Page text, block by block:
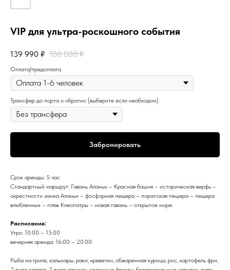
VIP для ультра-роскошного события
139 990 ₽ 180 000 ₽
Оплата/предоплата
Трансфер до порта и обратно (выберите если необходим)
Забронировать
Срок аренды: 5 час
Стандартный маршрут: Гавань Аланьи – Красная башня – историческая верфь –
окрестности замка Аланьи – фосфорная пещера – пиратская пещера – пещера
влюбленных – пляж Клеопатры – новая гавань – открытое море.
Расписание:
Утро: 10:00 – 15:00
вечерняя аренда: 16:00 – 20:00
Рыба на гриле, кальмары, раки, креветки, обжаренная курица, рис, картофель фри,